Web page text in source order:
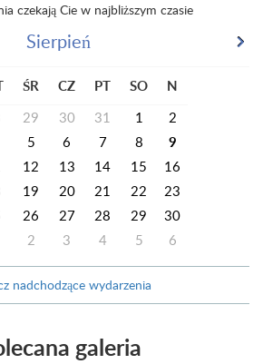
czekają Cie w najbliższym czasie
Sierpień
ŚR CZ PT SO N
29 30 31 1
2
5 6 7 8 9
12 13 14 15
16
19 20 21 22
23
26 27 28 29
30
2 3 4 5 6
nadchodzące wydarzenia
galeria